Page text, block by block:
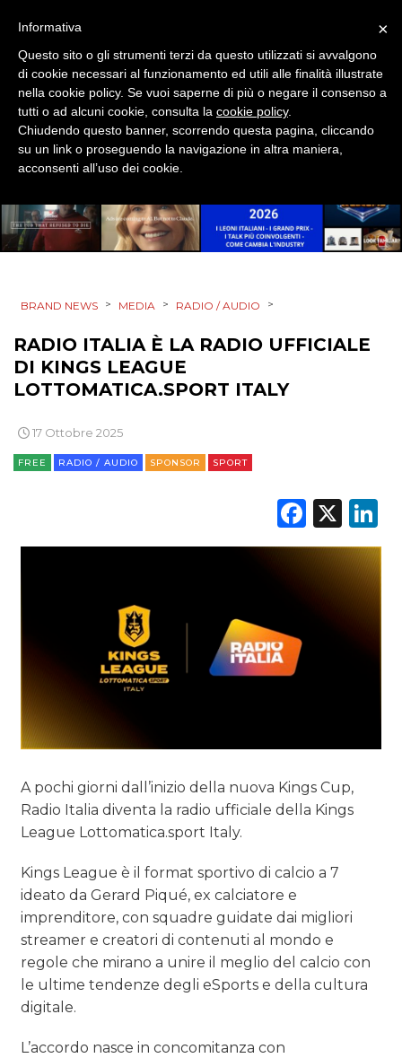
STRATEGIE
CINEMA
EDITORIA
RADIO / AUDIO
TV
OPINIONI
BRAND NEWS > MEDIA > RADIO / AUDIO >
RADIO ITALIA È LA RADIO UFFICIALE
DI KINGS LEAGUE
LOTTOMATICA.SPORT ITALY
17 Ottobre 2025
FREE RADIO / AUDIO SPONSOR SPORT
X
A pochi giorni dall’inizio della nuova Kings Cup,
Radio Italia diventa la radio ufficiale della Kings
League Lottomatica.sport Italy.
Kings League è il format sportivo di calcio a 7
ideato daGerard Piqué, ex calciatore e
imprenditore, con squadre guidate dai migliori
streamer e creatori di contenuti al mondo e
regole che mirano a unire il meglio del calcio con
le ultime tendenze degli eSports e della cultura
digitale.
L’accordo nasce in concomitanza con
×
Informativa
Questo sito o gli strumenti terzi da questo utilizzati si avvalgono
di cookie necessari al funzionamento ed utili alle finalità illustrate
nella cookie policy. Se vuoi saperne di più o negare il consenso a
tutti o ad alcuni cookie, consulta la cookie policy.
Chiudendo questo banner, scorrendo questa pagina, cliccando
su un link o proseguendo la navigazione in altra maniera,
acconsenti all’uso dei cookie.